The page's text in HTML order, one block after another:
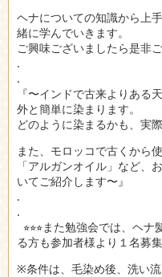
ヘナについての知識から上
緒に学んでいきます。
ご興味ございましたら是非
.
.
『〜インドで古来よりある
外と簡単に染まります。
どのように染まるかも、実
また、モロッコで古くから
「アルガンオイル」など、
いてご紹介します〜』
.
.
⭐︎⭐︎⭐︎また勉強会では、ヘ
る方も参加者様より１名募集
※条件は、毛染め後、洗い